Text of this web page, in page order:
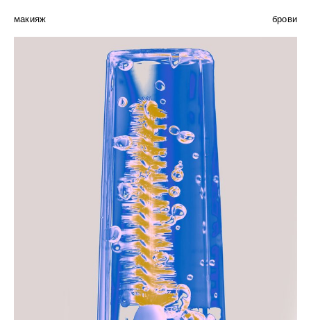
макияж брови